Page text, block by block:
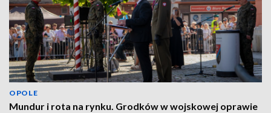
OPOLE
Mundur i rota na rynku. Grodków w wojskowej oprawie